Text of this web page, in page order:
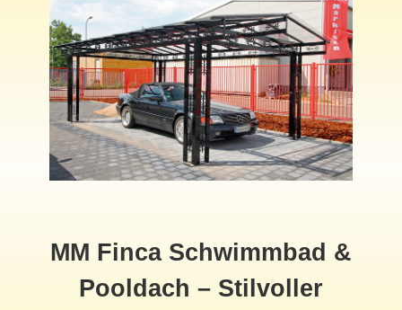
MM Finca Schwimmbad &
Pooldach – Stilvoller